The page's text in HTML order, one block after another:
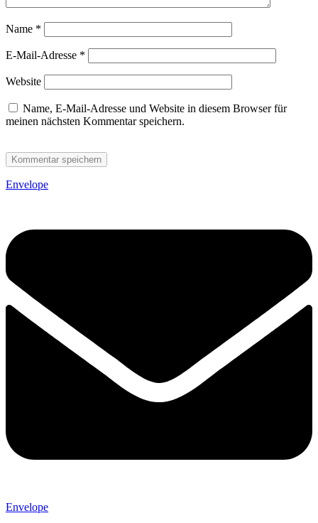
Name *
E-Mail-Adresse *
Website
Name, E-Mail-Adresse und Website in diesem Browser für
meinen nächsten Kommentar speichern.
Envelope
Envelope